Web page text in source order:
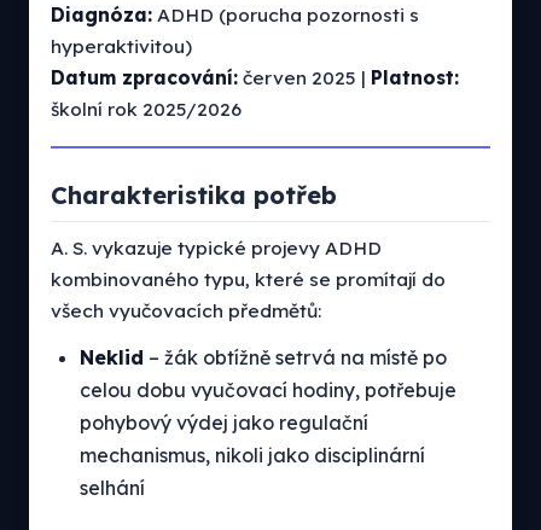
Diagnóza: ADHD (porucha pozornosti s
hyperaktivitou)
Datum zpracování: červen 2025 | Platnost:
školní rok 2025/2026
Charakteristika potřeb
A. S. vykazuje typické projevy ADHD
kombinovaného typu, které se promítají do
všech vyučovacích předmětů:
Neklid – žák obtížně setrvá na místě po
celou dobu vyučovací hodiny, potřebuje
pohybový výdej jako regulační
mechanismus, nikoli jako disciplinární
selhání